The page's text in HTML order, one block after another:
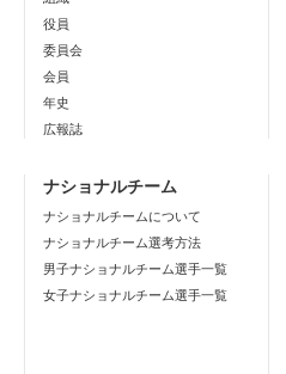
役員
委員会
会員
年史
広報誌
ナショナルチーム
ナショナルチームについて
ナショナルチーム選考方法
男子ナショナルチーム選手一覧
女子ナショナルチーム選手一覧